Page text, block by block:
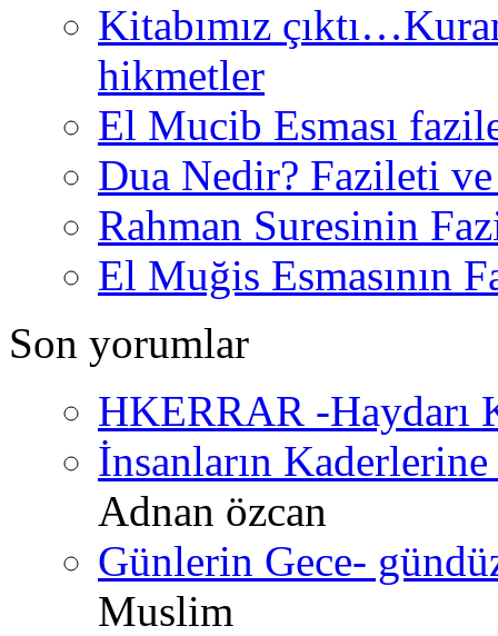
Kitabımız
hikmetler
El Mucib Esması
Dua Nedir? Fazileti
Rahman Suresinin
El Muğis Esmasının
Son yorumlar
HKERRAR -Haydarı
İnsanların
Adnan özcan
Günlerin Gece-
Muslim